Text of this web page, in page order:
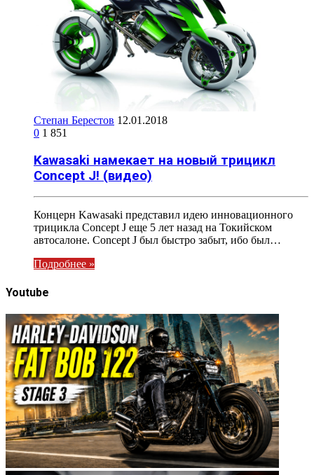
Степан Берестов 12.01.2018
0 1 851
Kawasaki намекает на новый трицикл
Concept J! (видео)
Концерн Kawasaki представил идею инновационного
трицикла Concept J еще 5 лет назад на Токийском
автосалоне. Concept J был быстро забыт, ибо был…
Подробнее »
Youtube